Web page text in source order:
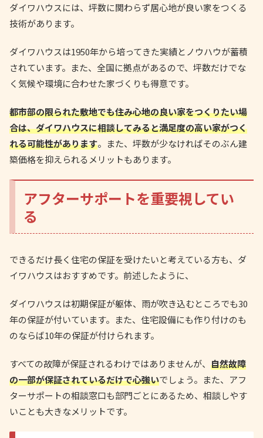
ダイワハウスには、坪数に関わらず居心地が良い家をつくる
技術があります。
ダイワハウスは1950年から培ってきた実績とノウハウが蓄積
されています。また、全国に拠点があるので、坪数だけでな
く気候や環境に合わせた家づくりも得意です。
都市部の限られた敷地でも住み心地の良い家をつくりたい場
合は、ダイワハウスに相談してみると満足度の高い家がつく
れる可能性があります。また、坪数が少なければそのぶん建
築価格を抑えられるメリットもあります。
アフターサポートを重要視してい
る
できるだけ長く住宅の保証を受けたいと考えている方も、ダ
イワハウスはおすすめです。前述したように、
ダイワハウスは初期保証が躯体、雨が吹き込むところでも30
年の保証が付いています。また、住宅設備にも作り付けのも
のならば10年の保証が付けられます。
すべての故障が保証されるわけではありませんが、 自然故障
の一部が保証されているだけで心強いでしょう。また、アフ
ターサポートの相談窓口も部門ごとにあるため、相談しやす
いことも大きなメリットです。